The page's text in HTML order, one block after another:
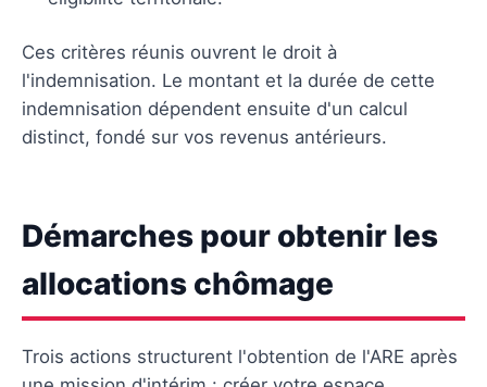
Ces critères réunis ouvrent le droit à
l'indemnisation. Le montant et la durée de cette
indemnisation dépendent ensuite d'un calcul
distinct, fondé sur vos revenus antérieurs.
Démarches pour obtenir les
allocations chômage
Trois actions structurent l'obtention de l'ARE après